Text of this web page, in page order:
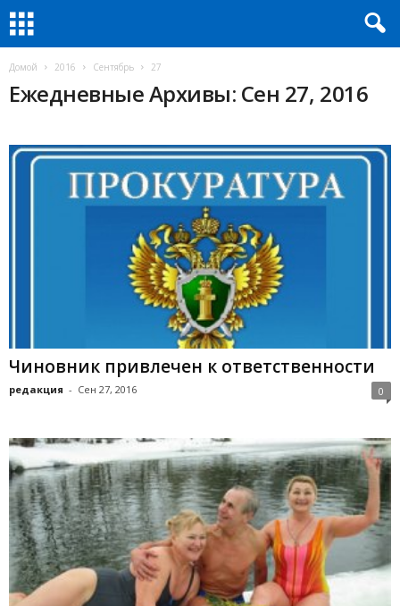
Домой 2016 Сентябрь 27
Ежедневные Архивы: Сен 27, 2016
Чиновник привлечен к ответственности
редакция - Сен 27, 2016 0